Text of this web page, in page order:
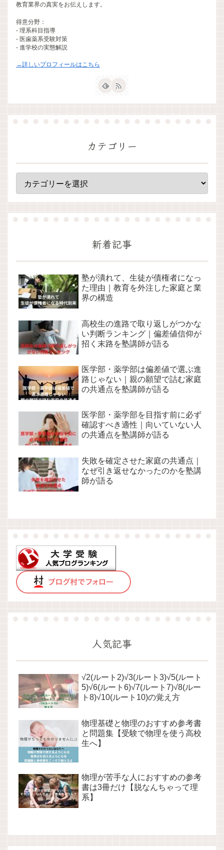
教育業界の真実をお伝えします。
得意分野：
- 理系科目指導
- 医歯薬系受験対策
- 進学校の実態解説
→詳しいプロフィールはこちら
カテゴリー
新着記事
塾が潰れて、生徒が債権者になっ
た理由｜教育を外注した家庭と業
界の構造
高校生の進路で取り返しがつかな
い判断ランキング｜偏差値信仰が
招く末路を塾講師が語る
医学部・薬学部は偏差値で選ぶ進
路じゃない｜親の願望で詰む家庭
の共通点を塾講師が語る
医学部・薬学部を目指す前に必ず
確認すべき適性｜向いていない人
の共通点を塾講師が語る
失敗を確定させた家庭の共通点｜
なぜ引き返せなかったのかを塾講
師が語る
人気記事
√2(ルート2)√3(ルート3)√5(ルート
5)√6(ルート6)√7(ルート7)√8(ルー
ト8)√10(ルート10)の覚え方
物理基礎と物理のおすすめ参考書
と問題集【受験で物理を使う高校
生へ】
物理が苦手な人におすすめの参考
書は3冊だけ【脱なんちゃって理
系】